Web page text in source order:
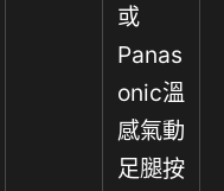
或
Panas
onic溫
感氣動
足腿按